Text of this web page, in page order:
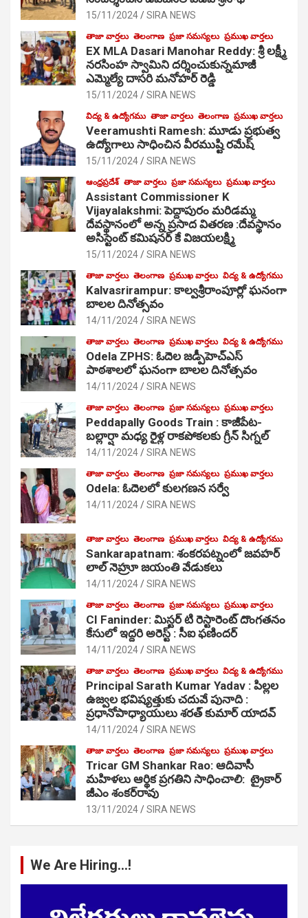
15/11/2024 SIRA NEWS
తాజా వార్తలు తెలంగాణ ప్రజా సమస్యలు ప్రముఖ వార్తలు
EX MLA Dasari Manohar Reddy: శ్రీ లక్ష్మీ
నరసింహ స్వామిని దర్శించుకున్నమాజీ
ఎమ్మెల్యే దాసరి మనోహర్ రెడ్డి
15/11/2024 SIRA NEWS
విద్య & ఉద్యోగము తాజా వార్తలు తెలంగాణ ప్రముఖ వార్తలు
Veeramushti Ramesh: మూడు ప్రభుత్వ
ఉద్యోగాలు సాధించిన వీరముష్టి రమేష్
15/11/2024 SIRA NEWS
ఆంధ్రప్రదేశ్ తాజా వార్తలు ప్రజా సమస్యలు ప్రముఖ వార్తలు
Assistant Commissioner K
Vijayalakshmi: పెద్దాపురం మరిడమ్మ
దేవస్థానంలో అన్న ప్రసాద వితరణ :దేవస్థానం
అసిస్టెంట్ కమిషనర్ కే విజయలక్ష్మి
15/11/2024 SIRA NEWS
తాజా వార్తలు తెలంగాణ ప్రముఖ వార్తలు విద్య & ఉద్యోగము
Kalvasrirampur: కాల్వశ్రీరాంపూర్లో ఘనంగా
బాలల దినోత్సవం
14/11/2024 SIRA NEWS
తాజా వార్తలు తెలంగాణ ప్రముఖ వార్తలు విద్య & ఉద్యోగము
Odela ZPHS: ఓదెల జ‌డ్పీహెచ్ఎస్
పాఠ‌శాల‌లో ఘనంగా బాలల దినోత్సవం
14/11/2024 SIRA NEWS
తాజా వార్తలు తెలంగాణ ప్రజా సమస్యలు ప్రముఖ వార్తలు
Peddapally Goods Train : కాజీపేట-
బల్లార్షా మధ్య రైళ్ల రాకపోకలకు గ్రీన్ సిగ్నల్
14/11/2024 SIRA NEWS
తాజా వార్తలు తెలంగాణ ప్రజా సమస్యలు ప్రముఖ వార్తలు
Odela: ఓదెలలో కులగణన సర్వే
14/11/2024 SIRA NEWS
తాజా వార్తలు తెలంగాణ ప్రముఖ వార్తలు విద్య & ఉద్యోగము
Sankarapatnam: శంకరపట్నంలో జవహర్
లాల్ నెహ్రూ జయంతి వేడుకలు
14/11/2024 SIRA NEWS
తాజా వార్తలు తెలంగాణ ప్రజా సమస్యలు ప్రముఖ వార్తలు
CI Faninder: మిస్టర్ టి రెస్టారెంట్ దొంగతనం
కేసులో ఇద్దరి అరెస్ట్ : సీఐ ఫణిందర్
14/11/2024 SIRA NEWS
తాజా వార్తలు తెలంగాణ ప్రముఖ వార్తలు విద్య & ఉద్యోగము
Principal Sarath Kumar Yadav : పిల్లల
ఉజ్వల భవిష్యత్తుకు చదువే పునాది :
ప్రధానోపాధ్యాయులు శరత్ కుమార్ యాదవ్
14/11/2024 SIRA NEWS
తాజా వార్తలు తెలంగాణ ప్రజా సమస్యలు ప్రముఖ వార్తలు
Tricar GM Shankar Rao: ఆదివాసీ
మహిళలు ఆర్థిక ప్రగతిని సాధించాలి: ట్రైకార్
జీఎం శంకర్‌రావు
13/11/2024 SIRA NEWS
We Are Hiring…!